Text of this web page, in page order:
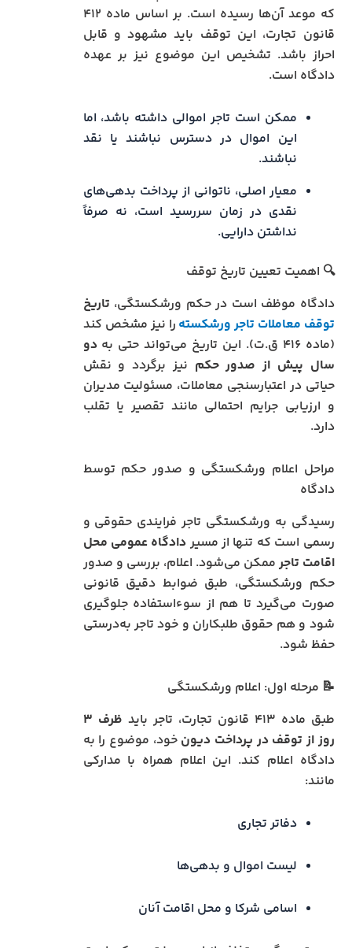
که موعد آن‌ها رسیده است. بر اساس ماده ۴۱۲
قانون تجارت، این توقف باید مشهود و قابل
احراز باشد. تشخیص این موضوع نیز بر عهده
دادگاه است.
ممکن است تاجر اموالی داشته باشد، اما
این اموال در دسترس نباشند یا نقد
نباشند.
معیار اصلی، ناتوانی از پرداخت بدهی‌های
نقدی در زمان سررسید است، نه صرفاً
نداشتن دارایی.
🔍 اهمیت تعیین تاریخ توقف
دادگاه موظف است در حکم ورشکستگی، تاریخ
توقف معاملات تاجر ورشکسته را نیز مشخص کند
(ماده ۴۱۶ ق.ت). این تاریخ می‌تواند حتی به
دو
سال پیش از صدور حکم نیز برگردد و نقش
حیاتی در اعتبارسنجی معاملات، مسئولیت مدیران
و ارزیابی جرایم احتمالی مانند تقصیر یا تقلب
دارد.
مراحل اعلام ورشکستگی و صدور حکم توسط
دادگاه
رسیدگی به ورشکستگی تاجر فرایندی حقوقی و
رسمی است که تنها از مسیردادگاه عمومی محل
اقامت تاجر ممکن می‌شود. اعلام، بررسی و صدور
حکم ورشکستگی، طبق ضوابط دقیق قانونی
صورت می‌گیرد تا هم از سوء‌استفاده جلوگیری
شود و هم حقوق طلبکاران و خود تاجر به‌درستی
حفظ شود.
📝 مرحله اول: اعلام ورشکستگی
طبق ماده ۴۱۳ قانون تجارت، تاجر باید
ظرف ۳
روز از توقف در پرداخت دیون خود، موضوع را به
دادگاه اعلام کند. این اعلام همراه با مدارکی
مانند:
دفاتر تجاری
لیست اموال و بدهی‌ها
اسامی شرکا و محل اقامت آنان